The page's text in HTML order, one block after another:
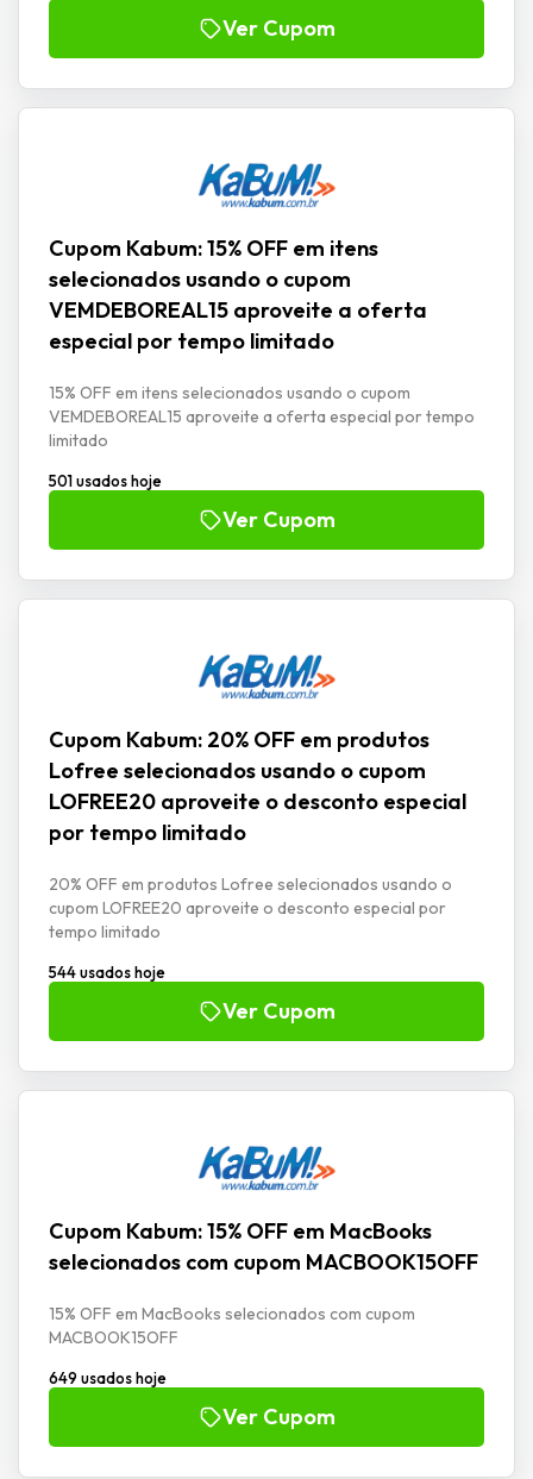
Ver Cupom
Cupom Kabum: 15% OFF em itens
selecionados usando o cupom
VEMDEBOREAL15 aproveite a oferta
especial por tempo limitado
15% OFF em itens selecionados usando o cupom
VEMDEBOREAL15 aproveite a oferta especial por tempo
limitado
501 usados hoje
Ver Cupom
Cupom Kabum: 20% OFF em produtos
Lofree selecionados usando o cupom
LOFREE20 aproveite o desconto especial
por tempo limitado
20% OFF em produtos Lofree selecionados usando o
cupom LOFREE20 aproveite o desconto especial por
tempo limitado
544 usados hoje
Ver Cupom
Cupom Kabum: 15% OFF em MacBooks
selecionados com cupom MACBOOK15OFF
15% OFF em MacBooks selecionados com cupom
MACBOOK15OFF
649 usados hoje
Ver Cupom